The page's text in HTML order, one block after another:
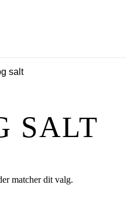
salt
SALT
matcher dit valg.